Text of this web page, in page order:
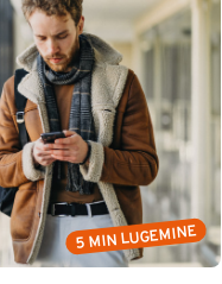
5 MIN LUGEMINE